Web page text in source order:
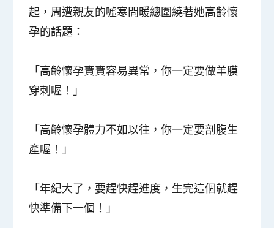
起，周遭親友的噓寒問暖總圍繞著她高齡懷
孕的話題：
「高齡懷孕寶寶容易異常，你一定要做羊膜
穿刺喔！」
「高齡懷孕體力不如以往，你一定要剖腹生
產喔！」
「年紀大了，要趕快趕進度，生完這個就趕
快準備下一個！」